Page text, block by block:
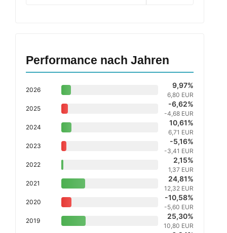
Performance nach Jahren
2026
9,97%
6,80 EUR
2025
-6,62%
-4,68 EUR
2024
10,61%
6,71 EUR
2023
-5,16%
-3,41 EUR
2022
2,15%
1,37 EUR
2021
24,81%
12,32 EUR
2020
-10,58%
-5,60 EUR
2019
25,30%
10,80 EUR